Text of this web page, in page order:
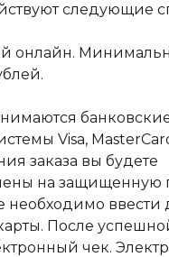
следующие
онлайн.
Visa,
заказа вы будете
на защищенную
необходимо
После
чек.